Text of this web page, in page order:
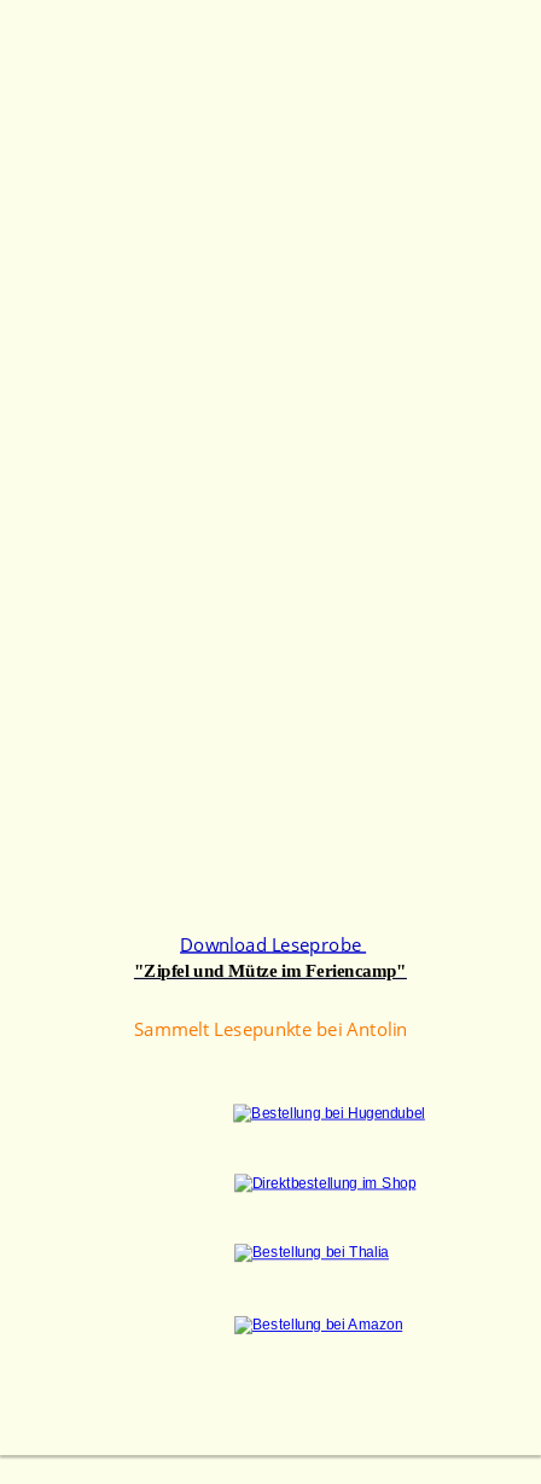
Sammelt Lesepunkte bei Antolin
Download Leseprobe
"Zipfel und Mütze im Feriencamp"